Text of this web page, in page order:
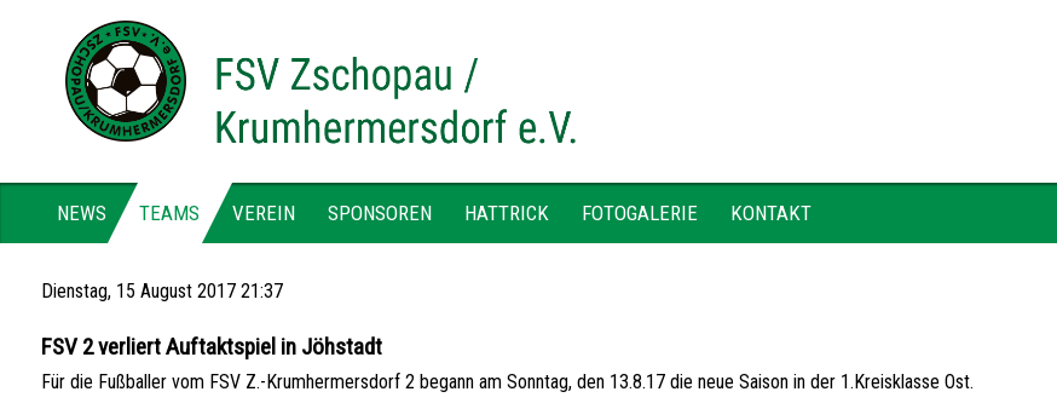
NEWS TEAMS VEREIN SPONSOREN HATTRICK FOTOGALERIE KONTAKT
Dienstag, 15 August 2017 21:37
FSV 2 verliert Auftaktspiel in Jöhstadt
Für die Fußballer vom FSV Z.-Krumhermersdorf 2 begann am Sonntag, den 13.8.17 die neue Saison in der 1.Kreisklasse Ost.